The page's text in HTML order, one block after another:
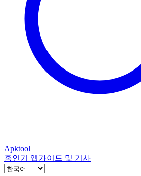
Apktool
홈인기 앱가이드 및 기사